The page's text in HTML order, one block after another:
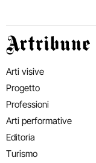
Artribune
Arti visive
Progetto
Professioni
Arti performative
Editoria
Turismo